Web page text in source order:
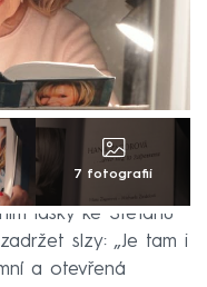
7 fotografií
lásky ke Štefanu
slzy: „Je tam i
a otevřená